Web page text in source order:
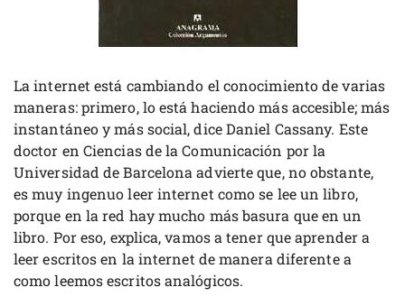
La internet está cambiando el conocimiento de varias
maneras: primero, lo está haciendo más accesible; más
instantáneo y más social, dice Daniel Cassany. Este
doctor en Ciencias de la Comunicación por la
Universidad de Barcelona advierte que, no obstante,
es muy ingenuo leer internet como se lee un libro,
porque en la red hay mucho más basura que en un
libro. Por eso, explica, vamos a tener que aprender a
leer escritos en la internet de manera diferente a
como leemos escritos analógicos.